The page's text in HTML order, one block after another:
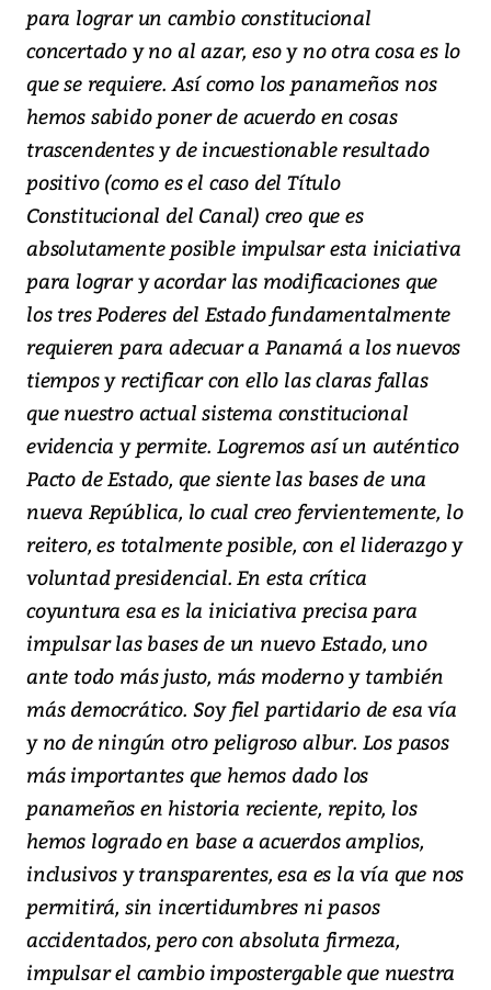
para lograr un cambio constitucional
concertado y no al azar, eso y no otra cosa es lo
que se requiere. Así como los panameños nos
hemos sabido poner de acuerdo en cosas
trascendentes y de incuestionable resultado
positivo (como es el caso del Título
Constitucional del Canal) creo que es
absolutamente posible impulsar esta iniciativa
para lograr y acordar las modificaciones que
los tres Poderes del Estado fundamentalmente
requieren para adecuar a Panamá a los nuevos
tiempos y rectificar con ello las claras fallas
que nuestro actual sistema constitucional
evidencia y permite. Logremos así un auténtico
Pacto de Estado, que siente las bases de una
nueva República, lo cual creo fervientemente, lo
reitero, es totalmente posible, con el liderazgo y
voluntad presidencial. En esta crítica
coyuntura esa es la iniciativa precisa para
impulsar las bases de un nuevo Estado, uno
ante todo más justo, más moderno y también
más democrático. Soy fiel partidario de esa vía
y no de ningún otro peligroso albur. Los pasos
más importantes que hemos dado los
panameños en historia reciente, repito, los
hemos logrado en base a acuerdos amplios,
inclusivos y transparentes, esa es la vía que nos
permitirá, sin incertidumbres ni pasos
accidentados, pero con absoluta firmeza,
impulsar el cambio impostergable que nuestra